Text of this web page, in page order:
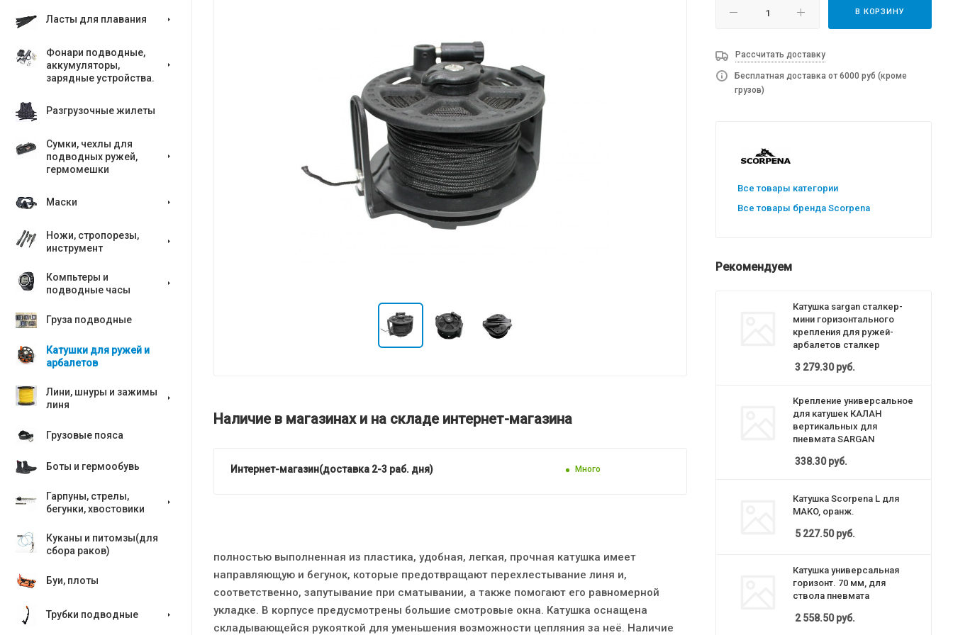
Ласты для плавания
Фонари подводные,
аккумуляторы,
зарядные устройства.
Разгрузочные жилеты
Сумки, чехлы для
подводных ружей,
гермомешки
Маски
Ножи, стропорезы,
инструмент
Компьтеры и
подводные часы
Груза подводные
Катушки для ружей и
арбалетов
Лини, шнуры и зажимы
линя
Грузовые пояса
Боты и гермообувь
Гарпуны, стрелы,
бегунки, хвостовики
Куканы и питомзы(для
сбора раков)
Буи, плоты
Трубки подводные
Наличие в магазинах и на складе интернет-магазина
Интернет-магазин(доставка 2-3 раб. дня) Много
полностью выполненная из пластика, удобная, легкая, прочная катушка имеет
направляющую и бегунок, которые предотвращают перехлестывание линя и,
соответственно, запутывание при сматывании, а также помогают его равномерной
укладке. В корпусе предусмотрены большие смотровые окна. Катушка оснащена
складывающейся рукояткой для уменьшения возможности цепляния за неё. Наличие
В КОРЗИНУ
Рассчитать доставку
Бесплатная доставка от 6000 руб (кроме
грузов)
Все товары категории
Все товары бренда Scorpena
Рекомендуем
Катушка sargan сталкер-
мини горизонтального
крепления для ружей-
арбалетов сталкер
3 279.30руб.
Крепление универсальное
для катушек КАЛАН
вертикальных для
пневмата SARGAN
338.30руб.
Катушка Scorpena L для
MAKO, оранж.
5 227.50руб.
Катушка универсальная
горизонт. 70 мм, для
ствола пневмата
2 558.50руб.